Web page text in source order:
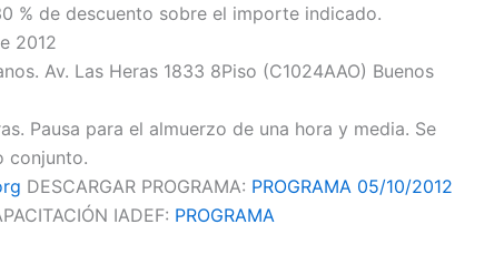
% de descuento sobre el importe indicado.
2012
Av. Las Heras 1833 8Piso (C1024AAO) Buenos
Pausa para el almuerzo de una hora y media. Se
conjunto.
DESCARGAR PROGRAMA: PROGRAMA 05/10/2012
IADEF: PROGRAMA